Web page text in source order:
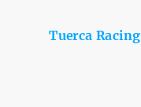
Tuerca Racing